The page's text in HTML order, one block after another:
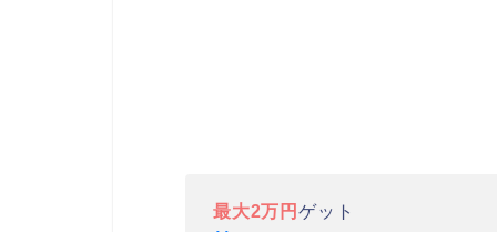
最大2万円 ゲット